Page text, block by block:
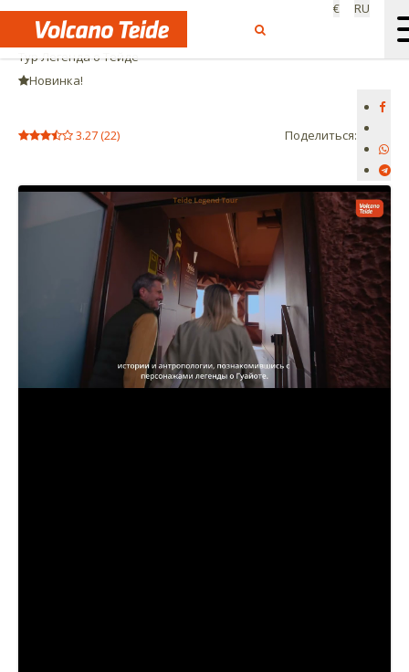
€
RU
Начало: Самостоятельно
Тур Легенда о Тейде
Новинка!
3.27(22) Поделиться: